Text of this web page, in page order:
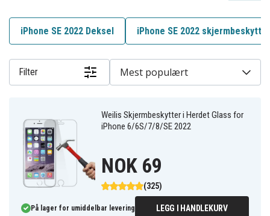
praktisk valg.
iPhone SE 2022 Deksel iPhone SE 2022 skjermbeskytter
Filter Mest populært
Weilis Skjermbeskytter i Herdet Glass for
iPhone 6/6S/7/8/SE 2022
(325)
NOK 69
På lager for umiddelbar levering LEGG I HANDLEKURV